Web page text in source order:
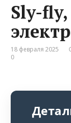
Sly-
18 февраля 2025
0